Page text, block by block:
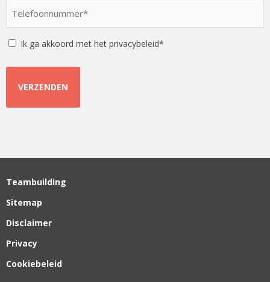
optie
Instemming
Ik ga akkoord met het privacybeleid*
Teambuilding
Sitemap
Disclaimer
Privacy
Cookiebeleid